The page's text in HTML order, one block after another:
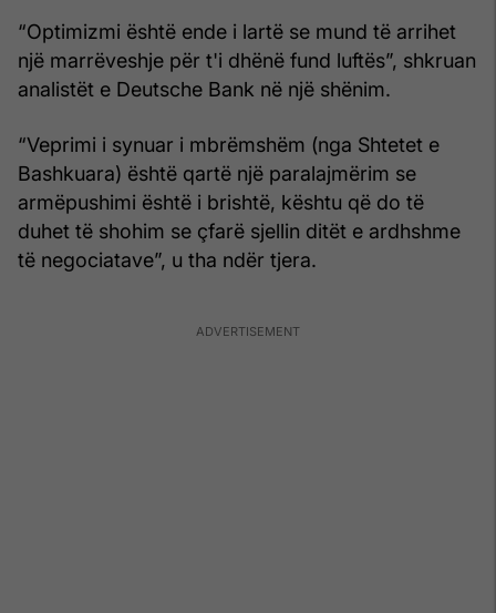
“Optimizmi është ende i lartë se mund të arrihet
një marrëveshje për t'i dhënë fund luftës”, shkruan
analistët e Deutsche Bank në një shënim.
“Veprimi i synuar i mbrëmshëm (nga Shtetet e
Bashkuara) është qartë një paralajmërim se
armëpushimi është i brishtë, kështu që do të
duhet të shohim se çfarë sjellin ditët e ardhshme
të negociatave”, u tha ndër tjera.